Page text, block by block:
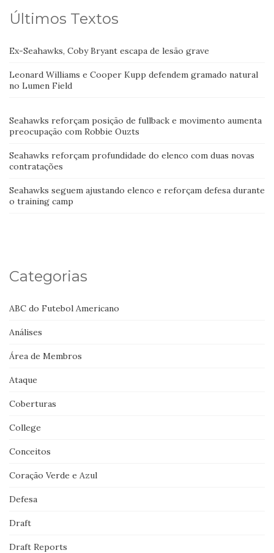
Últimos Textos
Ex-Seahawks, Coby Bryant escapa de lesão grave
Leonard Williams e Cooper Kupp defendem gramado natural
no Lumen Field
Seahawks reforçam posição de fullback e movimento aumenta
preocupação com Robbie Ouzts
Seahawks reforçam profundidade do elenco com duas novas
contratações
Seahawks seguem ajustando elenco e reforçam defesa durante
o training camp
Categorias
ABC do Futebol Americano
Análises
Área de Membros
Ataque
Coberturas
College
Conceitos
Coração Verde e Azul
Defesa
Draft
Draft Reports